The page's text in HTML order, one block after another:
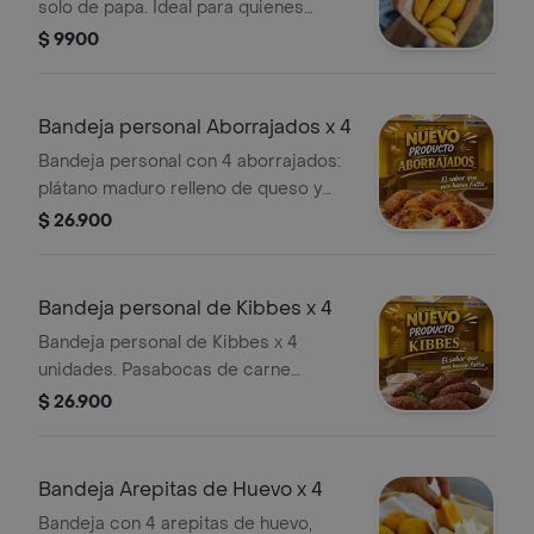
ese antojito (6 a 7 cm)
solo de papa. Ideal para quienes
buscan una opción sin proteína
$ 9900
Bandeja personal Aborrajados x 4
Bandeja personal con 4 aborrajados:
plátano maduro relleno de queso y
bocadillo. Ideal como pasabocas.
$ 26.900
Bandeja personal de Kibbes x 4
Bandeja personal de Kibbes x 4
unidades. Pasabocas de carne
molida, ideal para reuniones o
$ 26.900
Bandeja Arepitas de Huevo x 4
Bandeja con 4 arepitas de huevo,